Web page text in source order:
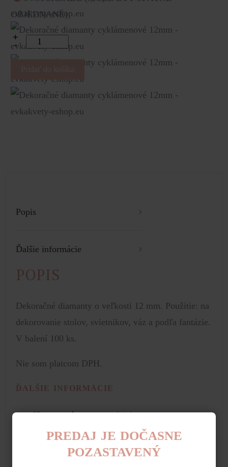
OBJEDNANÉ)
-
+
Popis
Ďalšie informácie
POPIS
Dekoračné diamanty o veľkosti 12 mm. Použitie: na
dekorovanie stolov, svietnikov, váz a podľa fantázie.
V balení 100 ks.
Nie som platcom DPH.
ĎALŠIE INFORMÁCIE
Hmotnosť 0,1 kg
PREDAJ JE DOČASNE
POZASTAVENÝ